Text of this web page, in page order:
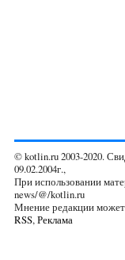
© kotlin.ru 2003-2020.
09.02.2004г.,
При использовании
news/@/kotlin.ru
Мнение редакции может
RSS,Реклама